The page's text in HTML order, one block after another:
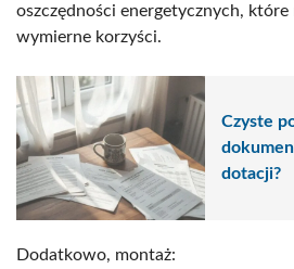
oszczędności energetycznych, które
wymierne korzyści.
Czyste
dotacji?
Dodatkowo, montaż: